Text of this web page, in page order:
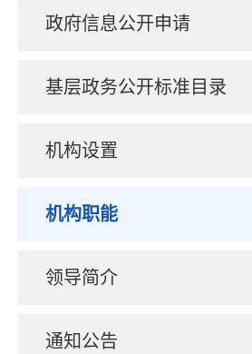
政府信息公开申请
基层政务公开标准目录
机构设置
机构职能
领导简介
通知公告